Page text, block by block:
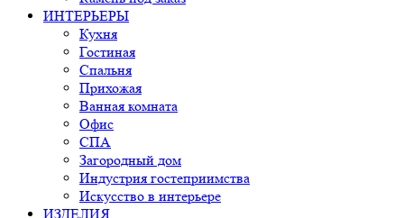
ИНТЕРЬЕРЫ
Кухня
Гостиная
Спальня
Прихожая
Ванная комната
Офис
СПА
Загородный дом
Индустрия гостеприимства
Искусство в интерьере
ИЗДЕЛИЯ